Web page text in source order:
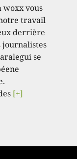
woxx vous
travail
derrière
journalistes
se
[+]